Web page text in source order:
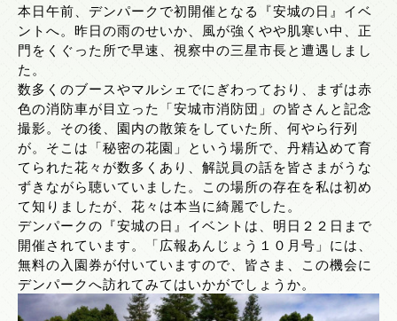
本日午前、デンパークで初開催となる『安城の日』イベ
ントへ。昨日の雨のせいか、風が強くやや肌寒い中、正
門をくぐった所で早速、視察中の三星市長と遭遇しまし
た。
数多くのブースやマルシェでにぎわっており、まずは赤
色の消防車が目立った「安城市消防団」の皆さんと記念
撮影。その後、園内の散策をしていた所、何やら行列
が。そこは「秘密の花園」という場所で、丹精込めて育
てられた花々が数多くあり、解説員の話を皆さまがうな
ずきながら聴いていました。この場所の存在を私は初め
て知りましたが、花々は本当に綺麗でした。
デンパークの『安城の日』イベントは、明日２２日まで
開催されています。「広報あんじょう１０月号」には、
無料の入園券が付いていますので、皆さま、この機会に
デンパークへ訪れてみてはいかがでしょうか。